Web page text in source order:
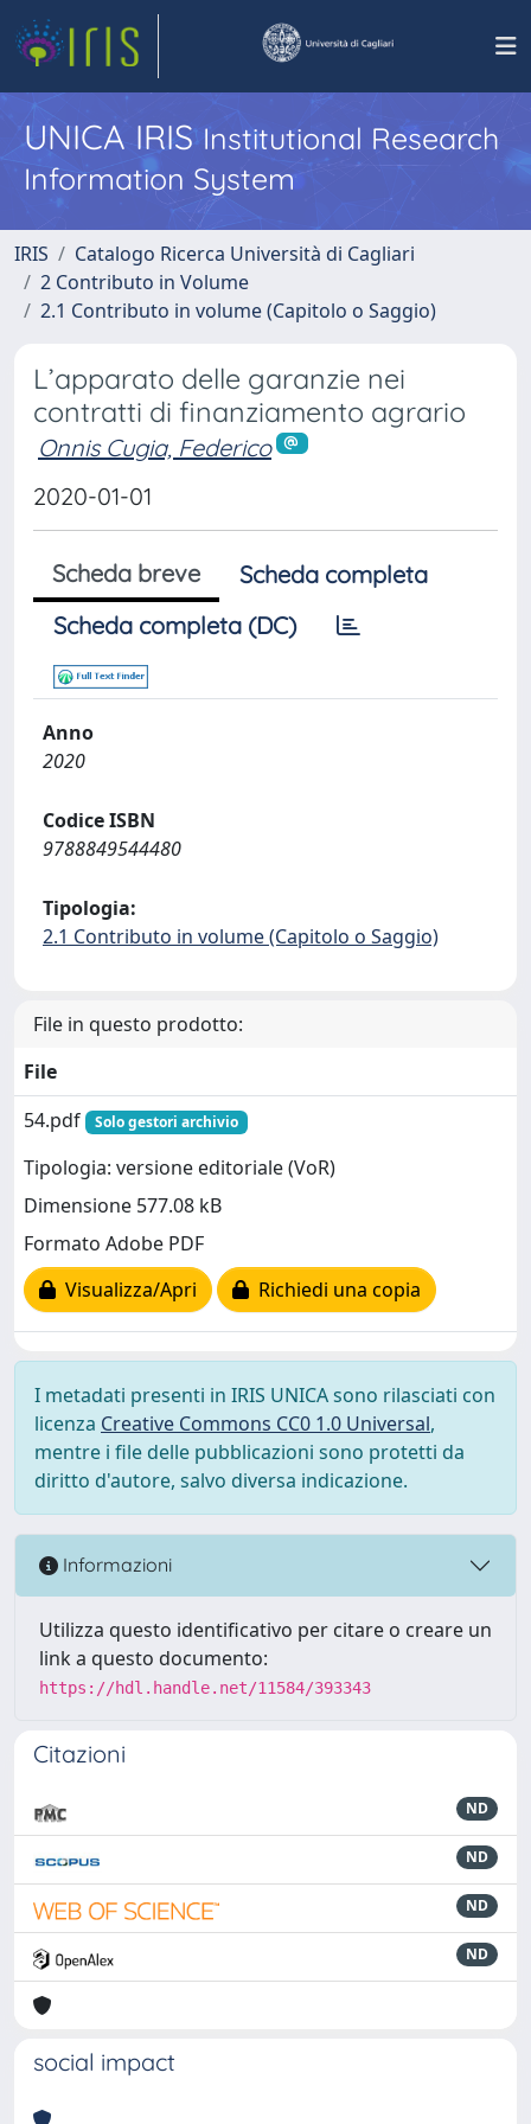
UNICA IRISInstitutional Research
Information System
IRIS
Catalogo Ricerca Università di Cagliari
2 Contributo in Volume
2.1 Contributo in volume (Capitolo o Saggio)
L’apparato delle garanzie nei
contratti di finanziamento agrario
Onnis Cugia, Federico
2020-01-01
Scheda breve
Scheda completa
Scheda completa (DC)
Anno
2020
Codice ISBN
9788849544480
Tipologia:
2.1 Contributo in volume (Capitolo o Saggio)
File in questo prodotto:
File
54.pdf
Solo gestori archivio
Tipologia: versione editoriale (VoR)
Dimensione 577.08 kB
Formato Adobe PDF
Visualizza/Apri
Richiedi una copia
I metadati presenti in IRIS UNICA sono rilasciati con
licenza Creative Commons CC0 1.0 Universal,
mentre i file delle pubblicazioni sono protetti da
diritto d'autore, salvo diversa indicazione.
Informazioni
Utilizza questo identificativo per citare o creare un
link a questo documento:
https://hdl.handle.net/11584/393343
Citazioni
ND
ND
ND
ND
social impact